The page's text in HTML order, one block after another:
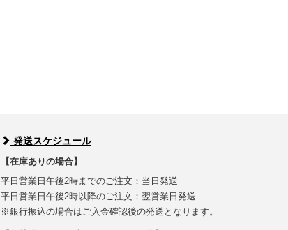
発送スケジュール
【在庫ありの場合】
平日営業日午後2時までのご注文：当日発送
平日営業日午後2時以降のご注文：翌営業日発送
※銀行振込の場合はご入金確認後の発送となります。